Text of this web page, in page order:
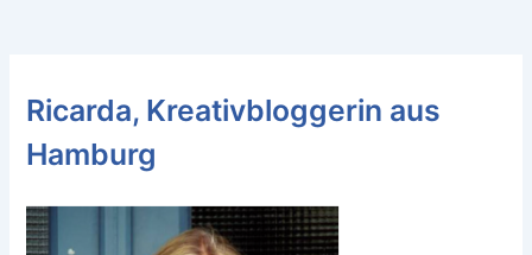
Ricarda, Kreativbloggerin aus
Hamburg